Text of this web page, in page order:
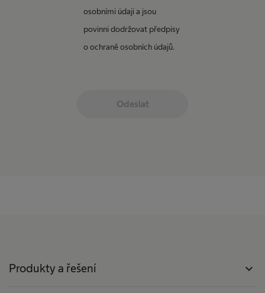
osobními údaji a jsou
povinni dodržovat předpisy
o ochraně osobních údajů.
Odeslat
Produkty a řešení expand_more